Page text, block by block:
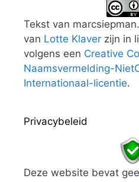
Tekst van
van Lotte Klaver zijn in
volgens een Creative
Naamsvermelding-
Internationaal-licentie.
Privacybeleid
Deze website bevat